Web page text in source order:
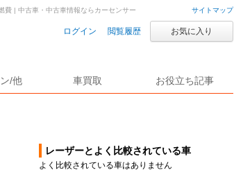
サイトマップ
ログイン 閲覧履歴 お気に入り
/他 車買取 お役立ち記事
| 中古車・中古車情報ならカーセンサー
レーザーとよく比較されている車
よく比較されている車はありません